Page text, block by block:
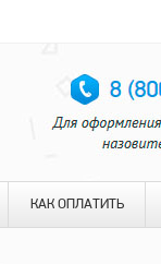
КАК ОПЛАТИТЬ